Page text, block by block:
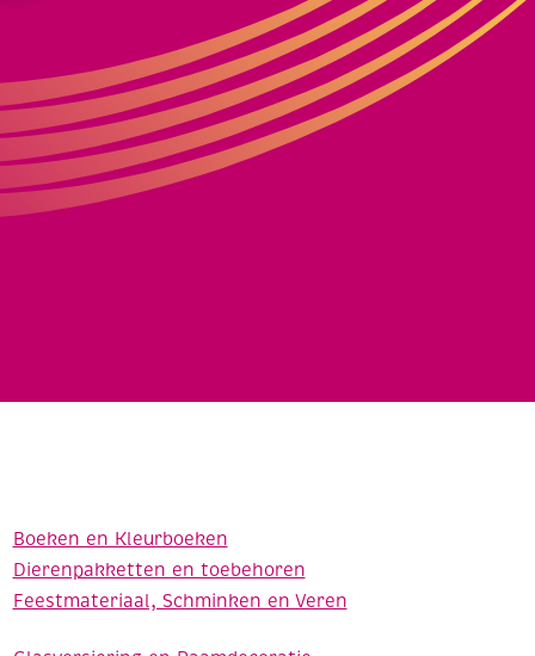
Boeken en Kleurboeken
Dierenpakketten en toebehoren
Feestmateriaal, Schminken en Veren